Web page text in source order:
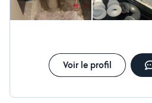
Voir le profil